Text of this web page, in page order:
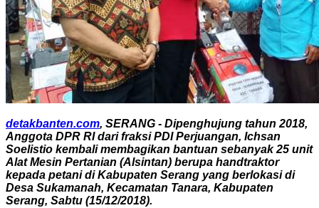
detakbanten.com, SERANG - Dipenghujung tahun 2018,
Anggota DPR RI dari fraksi PDI Perjuangan, Ichsan
Soelistio kembali membagikan bantuan sebanyak 25 unit
Alat Mesin Pertanian (Alsintan) berupa handtraktor
kepada petani di Kabupaten Serang yang berlokasi di
Desa Sukamanah, Kecamatan Tanara, Kabupaten
Serang, Sabtu (15/12/2018).